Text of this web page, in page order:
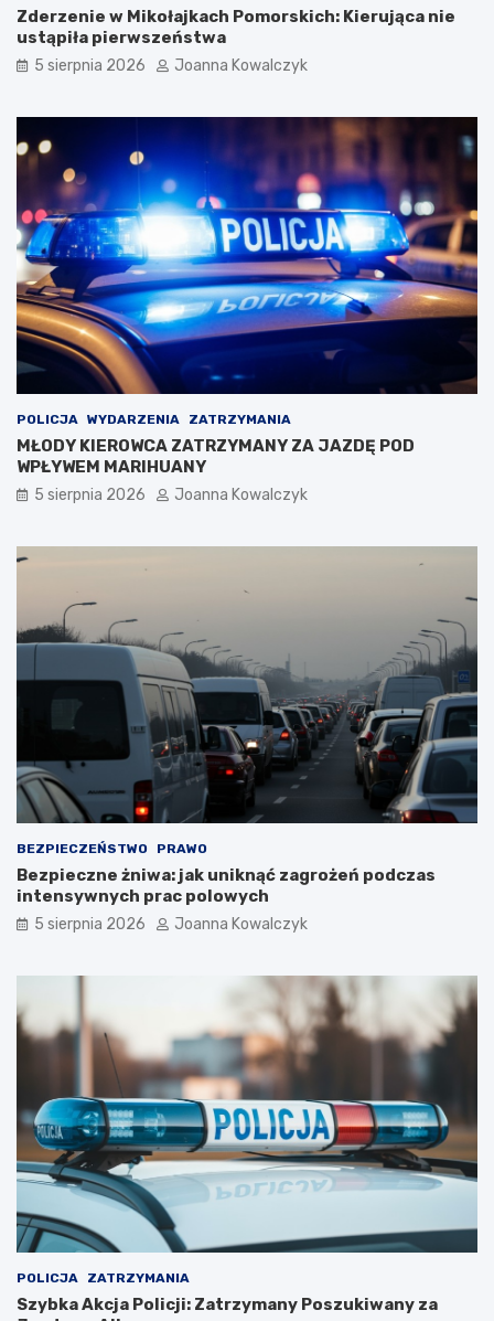
Zderzenie w Mikołajkach Pomorskich: Kierująca nie
ustąpiła pierwszeństwa
5 sierpnia 2026 Joanna Kowalczyk
POLICJA WYDARZENIA ZATRZYMANIA
MŁODY KIEROWCA ZATRZYMANY ZA JAZDĘ POD
WPŁYWEM MARIHUANY
5 sierpnia 2026 Joanna Kowalczyk
BEZPIECZEŃSTWO PRAWO
Bezpieczne żniwa: jak uniknąć zagrożeń podczas
intensywnych prac polowych
5 sierpnia 2026 Joanna Kowalczyk
POLICJA ZATRZYMANIA
Szybka Akcja Policji: Zatrzymany Poszukiwany za